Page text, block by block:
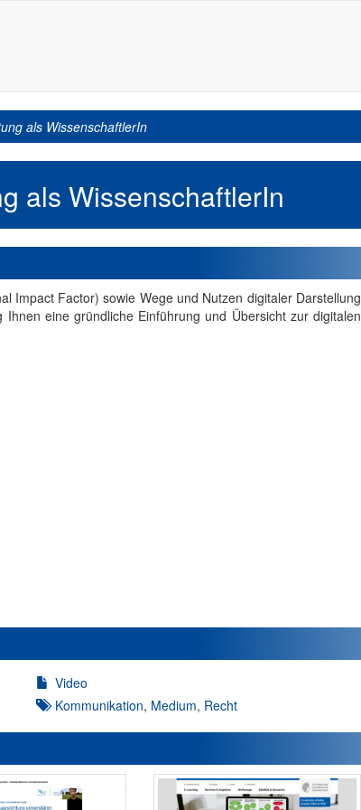
als WissenschaftlerIn
als WissenschaftlerIn
Impact Factor) sowie Wege und Nutzen digitaler Darstellung
eine gründliche Einführung und Übersicht zur digitalen
Video
Kommunikation, Medium, Recht